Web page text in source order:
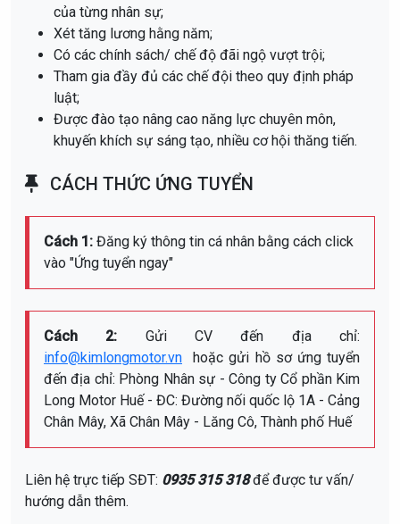
của từng nhân sự;
Xét tăng lương hằng năm;
Có các chính sách/ chế độ đãi ngộ vượt trội;
Tham gia đầy đủ các chế đội theo quy định pháp
luật;
Được đào tạo nâng cao năng lực chuyên môn,
khuyến khích sự sáng tạo, nhiều cơ hội thăng tiến.
CÁCH THỨC ỨNG TUYỂN
Cách 1: Đăng ký thông tin cá nhân bằng cách click
vào "Ứng tuyển ngay"
Cách 2: Gửi CV đến địa chỉ:
info@kimlongmotor.vn
hoặc gửi hồ sơ ứng tuyển
đến địa chỉ: Phòng Nhân sự - Công ty Cổ phần Kim
Long Motor Huế - ĐC: Đường nối quốc lộ 1A - Cảng
Chân Mây, Xã Chân Mây - Lăng Cô, Thành phố Huế
Liên hệ trực tiếp SĐT: 0935 315 318để được tư vấn/
hướng dẫn thêm.